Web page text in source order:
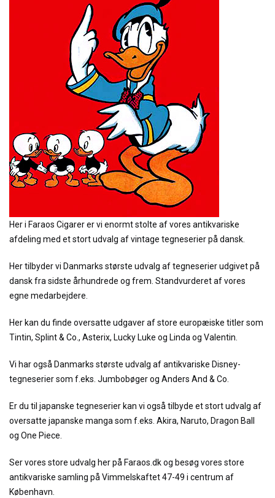
Her i Faraos Cigarer er vi enormt stolte af vores antikvariske
afdeling med et stort udvalg af vintage tegneserier på dansk.
Her tilbyder vi Danmarks største udvalg af tegneserier udgivet på
dansk fra sidste århundrede og frem. Standvurderet af vores
egne medarbejdere.
Her kan du finde oversatte udgaver af store europæiske titler som
Tintin, Splint & Co., Asterix, Lucky Luke og Linda og Valentin.
Vi har også Danmarks største udvalg af antikvariske Disney-
tegneserier som f.eks. Jumbobøger og Anders And & Co.
Er du til japanske tegneserier kan vi også tilbyde et stort udvalg af
oversatte japanske manga som f.eks. Akira, Naruto, Dragon Ball
og One Piece.
Ser vores store udvalg her på Faraos.dk og besøg vores store
antikvariske samling på Vimmelskaftet 47-49 i centrum af
København.